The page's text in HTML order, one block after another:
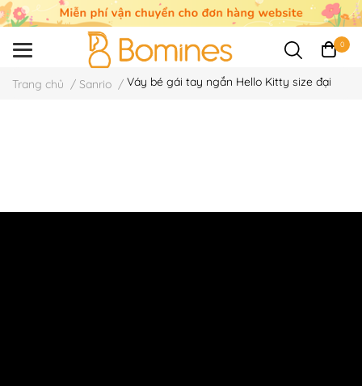
0
Trang chủ / Sanrio / Váy bé gái tay ngắn Hello Kitty size đại